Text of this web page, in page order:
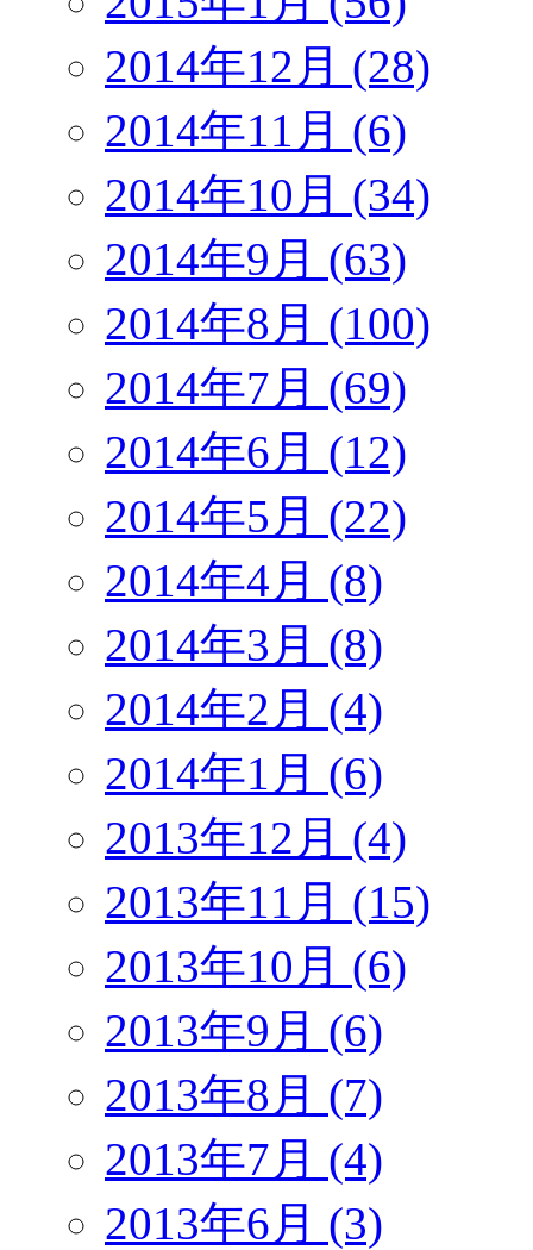
2014年12月 (28)
2014年11月 (6)
2014年10月 (34)
2014年9月 (63)
2014年8月 (100)
2014年7月 (69)
2014年6月 (12)
2014年5月 (22)
2014年4月 (8)
2014年3月 (8)
2014年2月 (4)
2014年1月 (6)
2013年12月 (4)
2013年11月 (15)
2013年10月 (6)
2013年9月 (6)
2013年8月 (7)
2013年7月 (4)
2013年6月 (3)